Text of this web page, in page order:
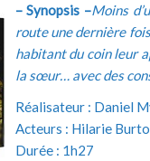
– Synopsis –Moins
route une dernière
habitant du coin leur
la sœur… avec des
Réalisateur : Daniel
Acteurs : Hilarie
Durée : 1h27